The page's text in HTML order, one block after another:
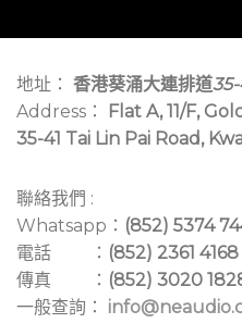
地址： 香港葵涌大連排道35-
Address：
Flat A, 11/F,
35-41 Tai Lin Pai Road,
聯絡我們 :
Whatsapp： (852) 5374
電話 ： (852) 2361 4168
傳真 ： (852) 3020
一般查詢：